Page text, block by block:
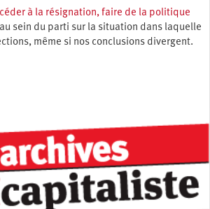
à la résignation, faire de la politique
sein du parti sur la situation dans laquelle
même si nos conclusions divergent.